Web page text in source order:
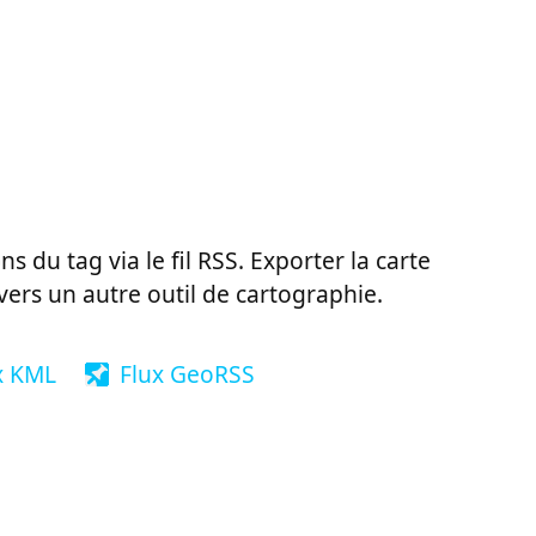
du tag via le fil RSS. Exporter la carte
un autre outil de cartographie.
KML Flux GeoRSS